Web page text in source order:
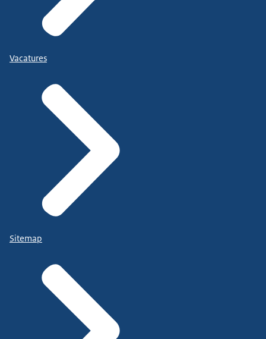
Vacatures
Sitemap